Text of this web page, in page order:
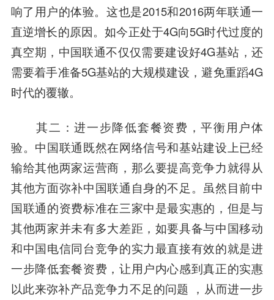
响了用户的体验。这也是2015和2016两年联通一
直逆增长的原因。如今正处于4G向5G时代过度的
真空期，中国联通不仅仅需要建设好4G基站，还
需要着手准备5G基站的大规模建设，避免重蹈4G
时代的覆辙。
其二：进一步降低套餐资费，平衡用户体
验。中国联通既然在网络信号和基站建设上已经
输给其他两家运营商，那么要提高竞争力就得从
其他方面弥补中国联通自身的不足。虽然目前中
国联通的资费标准在三家中是最实惠的，但是与
其他两家并未有多大差距，如要具备与中国移动
和中国电信同台竞争的实力最直接有效的就是进
一步降低套餐资费，让用户内心感到真正的实惠
以此来弥补产品竞争力不足的问题 ，从而进一步